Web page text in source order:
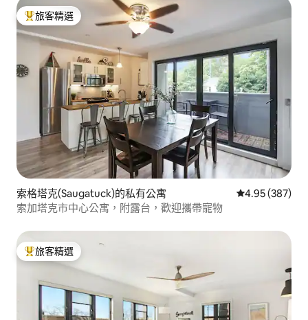
旅客精選榜首
旅客精選
索格塔克(Saugatuck)的私有公寓 從 387 則評價
4.95 (387)
索加塔克市中心公寓，附露台，歡迎攜帶寵物
旅客精選榜首
旅客精選